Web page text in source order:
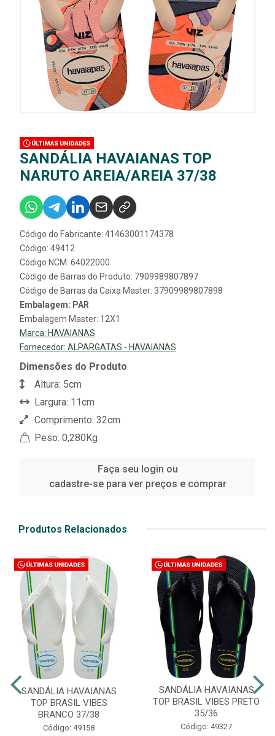
SANDÁLIA HAVAIANAS TOP
NARUTO AREIA/AREIA 37/38
Código do Fabricante: 41463001174378
Código: 49412
Código NCM: 64022000
Código de Barras do Produto: 7909989807897
Código de Barras da Caixa Master: 37909989807898
Embalagem: PAR
Embalagem Master: 12X1
Marca: HAVAIANAS
Fornecedor: ALPARGATAS - HAVAIANAS
Dimensões do Produto
Altura: 5cm
Largura: 11cm
Comprimento: 32cm
Peso: 0,280Kg
Faça seu login ou
cadastre-se para ver preços e comprar
Produtos Relacionados
SANDÁLIA HAVAIANAS
TOP BRASIL VIBES
BRANCO 37/38
Código: 49158
SANDÁLIA HAVAIANAS
TOP BRASIL VIBES PRETO
35/36
Código: 49327